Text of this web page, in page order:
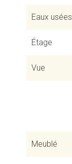
Eaux usées
Étage
Vue
Meublé